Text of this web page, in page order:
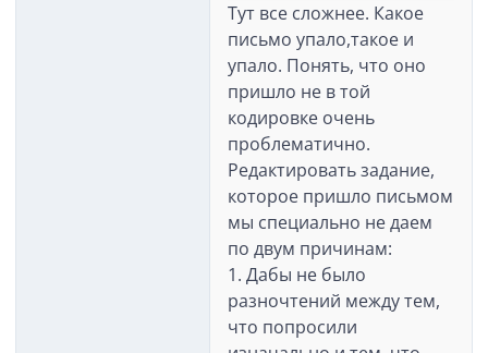
Тут все сложнее. Какое
письмо упало,такое и
упало. Понять, что оно
пришло не в той
кодировке очень
проблематично.
Редактировать задание,
которое пришло письмом
мы специально не даем
по двум причинам:
1. Дабы не было
разночтений между тем,
что попросили